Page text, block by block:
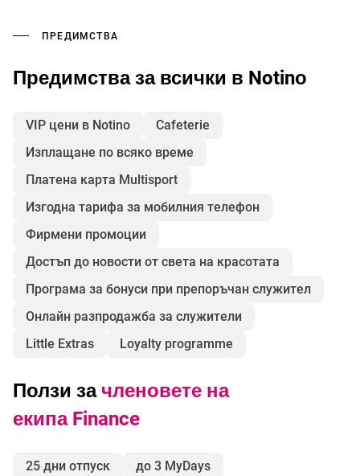
ПРЕДИМСТВА
Предимства за всички в Notinо
VIP цени в Notino
Cafeterie
Изплащане по всяко време
Платена карта Multisport
Изгодна тарифа за мобилния телефон
Фирмени промоции
Достъп до новости от света на красотата
Програма за бонуси при препоръчан служител
Онлайн разпродажба за служители
Little Extras
Loyalty programme
Ползи зачленовете на
екипа Finance
25 дни отпуск до 3 MyDays